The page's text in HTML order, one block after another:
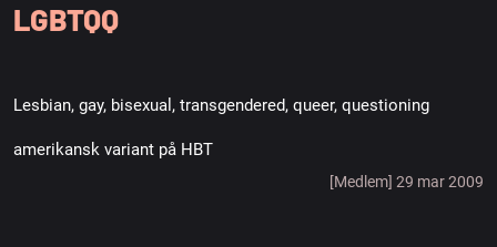
LGBTQQ
Lesbian, gay, bisexual, transgendered, queer, questioning
amerikansk variant på HBT
[Medlem] 29 mar 2009